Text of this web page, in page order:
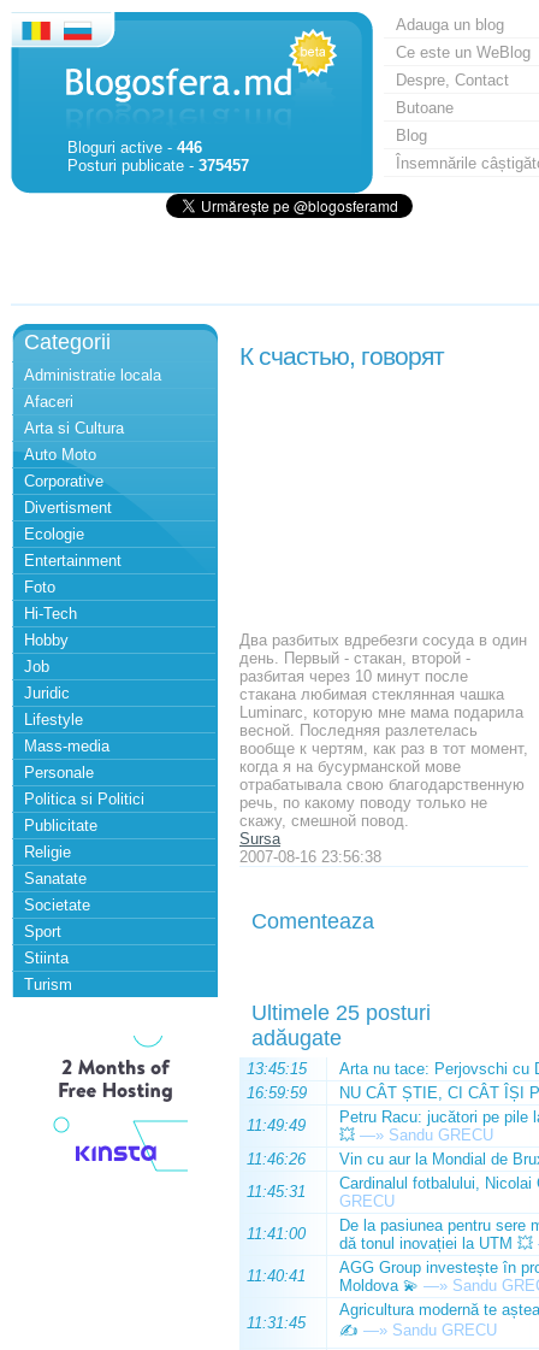
Bloguri active - 446
Posturi publicate - 375457
Adauga un blog
Ce este un WeBlog
Despre, Contact
Butoane
Blog
Însemnările
Categorii
Administratie locala
Afaceri
Arta si Cultura
Auto Moto
Corporative
Divertisment
Ecologie
Entertainment
Foto
Hi-Tech
Hobby
Job
Juridic
Lifestyle
Mass-media
Personale
Politica si Politici
Publicitate
Religie
Sanatate
Societate
Sport
Stiinta
Turism
К счастью, говорят
Два разбитых вдребезги сосуда в один
день. Первый - стакан, второй -
разбитая через 10 минут после
стакана любимая стеклянная чашка
Luminarc, которую мне мама подарила
весной. Последняя разлетелась
вообще к чертям, как раз в тот момент,
когда я на бусурманской мове
отрабатывала свою благодарственную
речь, по какому поводу только не
скажу, смешной повод.
Sursa
2007-08-16 23:56:38
Comenteaza
Ultimele 25 posturi
adăugate
13:45:15
Arta nu tace: Perjovschi cu
16:59:59
NU CÂT ȘTIE, CI CÂT ÎȘI
11:49:49
Petru Racu: jucători pe pile
💥 —» Sandu GRECU
11:46:26
Vin cu aur la Mondial de
11:45:31
Cardinalul fotbalului,
GRECU
11:41:00
De la pasiunea pentru sere
dă tonul inovației la UTM 💥
11:40:41
AGG Group investește în
Moldova 💫 —» Sandu
11:31:45
Agricultura modernă te
✍️ —» Sandu GRECU